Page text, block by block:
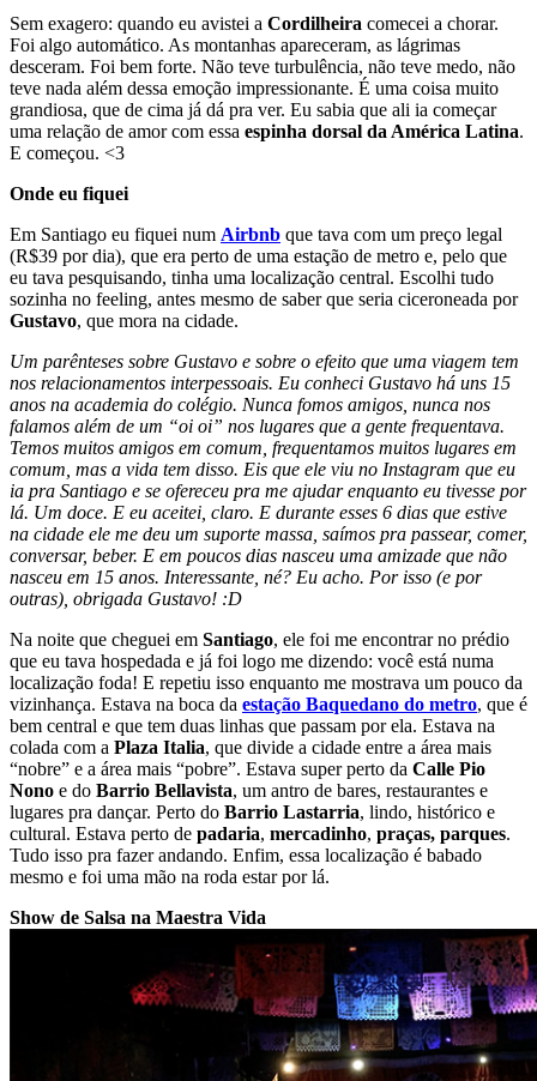
Sem exagero: quando eu avistei a Cordilheira comecei a chorar.
Foi algo automático. As montanhas apareceram, as lágrimas
desceram. Foi bem forte. Não teve turbulência, não teve medo, não
teve nada além dessa emoção impressionante. É uma coisa muito
grandiosa, que de cima já dá pra ver. Eu sabia que ali ia começar
uma relação de amor com essa espinha dorsal da América Latina.
E começou. <3
Onde eu fiquei
Em Santiago eu fiquei num Airbnb que tava com um preço legal
(R$39 por dia), que era perto de uma estação de metro e, pelo que
eu tava pesquisando, tinha uma localização central. Escolhi tudo
sozinha no feeling, antes mesmo de saber que seria ciceroneada por
Gustavo, que mora na cidade.
Um parênteses sobre Gustavo e sobre o efeito que uma viagem tem
nos relacionamentos interpessoais. Eu conheci Gustavo há uns 15
anos na academia do colégio. Nunca fomos amigos, nunca nos
falamos além de um “oi oi” nos lugares que a gente frequentava.
Temos muitos amigos em comum, frequentamos muitos lugares em
comum, mas a vida tem disso. Eis que ele viu no Instagram que eu
ia pra Santiago e se ofereceu pra me ajudar enquanto eu tivesse por
lá. Um doce. E eu aceitei, claro. E durante esses 6 dias que estive
na cidade ele me deu um suporte massa, saímos pra passear, comer,
conversar, beber. E em poucos dias nasceu uma amizade que não
nasceu em 15 anos. Interessante, né? Eu acho. Por isso (e por
outras), obrigada Gustavo! :D
Na noite que cheguei em Santiago, ele foi me encontrar no prédio
que eu tava hospedada e já foi logo me dizendo: você está numa
localização foda! E repetiu isso enquanto me mostrava um pouco da
vizinhança. Estava na boca da estação Baquedano do metro, que é
bem central e que tem duas linhas que passam por ela. Estava na
colada com a Plaza Italia, que divide a cidade entre a área mais
“nobre” e a área mais “pobre”. Estava super perto da Calle Pio
Nono e do Barrio Bellavista, um antro de bares, restaurantes e
lugares pra dançar. Perto do Barrio Lastarria, lindo, histórico e
cultural. Estava perto de padaria, mercadinho, praças, parques.
Tudo isso pra fazer andando. Enfim, essa localização é babado
mesmo e foi uma mão na roda estar por lá.
Show de Salsa na Maestra Vida